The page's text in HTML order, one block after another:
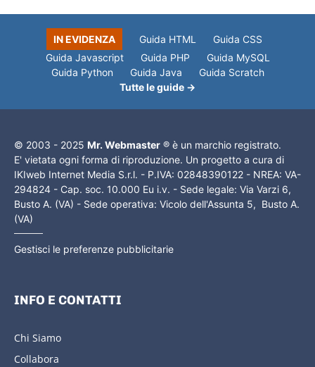
IN EVIDENZA Guida HTML
Guida CSS
Guida Javascript
Guida PHP
Guida MySQL
Guida Python
Guida Java
Guida Scratch
Tutte le guide →
© 2003 - 2025 Mr. Webmaster ® è un marchio registrato.
E' vietata ogni forma di riproduzione. Un progetto a cura di
IKIweb Internet Media S.r.l. - P.IVA: 02848390122 - NREA: VA-
294824 - Cap. soc. 10.000 Eu i.v. - Sede legale: Via Varzi 6,
Busto A. (VA) - Sede operativa: Vicolo dell'Assunta 5, Busto A.
(VA)
Gestisci le preferenze pubblicitarie
INFO E CONTATTI
Chi Siamo
Collabora